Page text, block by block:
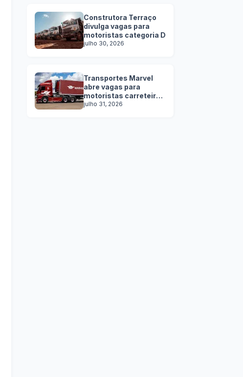
Construtora Terraço
divulga vagas para
motoristas categoria D
julho 30, 2026
Transportes Marvel
abre vagas para
motoristas carreteiros
SEM EXPERIÊNCIA
julho 31, 2026